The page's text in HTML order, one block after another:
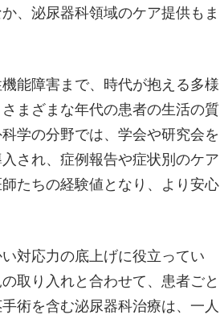
、泌尿器科領域のケア提供もま
能障害まで、時代が抱える多様
まざまな年代の患者の生活の質
学の分野では、学会や研究会を
され、症例報告や症状別のケア
たちの経験値となり、より安心
対応力の底上げに役立ってい
取り入れと合わせて、患者ごと
術を含む泌尿器科治療は、一人